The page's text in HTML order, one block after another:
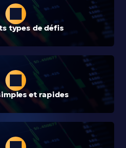
types de défis
et rapides